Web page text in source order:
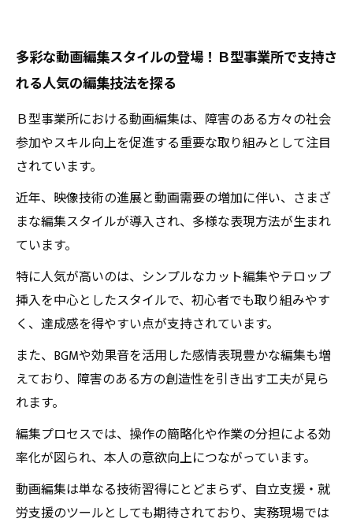
多彩な動画編集スタイルの登場！Ｂ型事業所で支持さ
れる人気の編集技法を探る
Ｂ型事業所における動画編集は、障害のある方々の社会
参加やスキル向上を促進する重要な取り組みとして注目
されています。
近年、映像技術の進展と動画需要の増加に伴い、さまざ
まな編集スタイルが導入され、多様な表現方法が生まれ
ています。
特に人気が高いのは、シンプルなカット編集やテロップ
挿入を中心としたスタイルで、初心者でも取り組みやす
く、達成感を得やすい点が支持されています。
また、BGMや効果音を活用した感情表現豊かな編集も増
えており、障害のある方の創造性を引き出す工夫が見ら
れます。
編集プロセスでは、操作の簡略化や作業の分担による効
率化が図られ、本人の意欲向上につながっています。
動画編集は単なる技術習得にとどまらず、自立支援・就
労支援のツールとしても期待されており、実務現場では